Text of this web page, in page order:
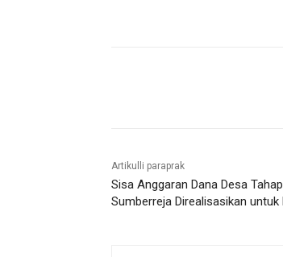
Artikulli paraprak
Sisa Anggaran Dana Desa
Sumberreja Direalisasikan untuk